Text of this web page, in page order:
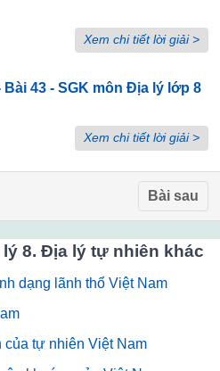
Xem chi tiết lời giải >
Bài 43 - SGK môn Địa lý lớp 8
Xem chi tiết lời giải >
Bài sau
8. Địa lý tự nhiên khác
dạng lãnh thổ Việt Nam
của tự nhiên Việt Nam